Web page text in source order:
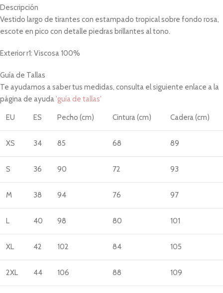
Descripción
Vestido largo de tirantes con estampado tropical sobre fondo rosa,
escote en pico con detalle piedras brillantes al tono.
Exterior r1: Viscosa 100%
Guía de Tallas
Te ayudamos a saber tus medidas, consulta el siguiente enlace a la
página de ayuda 'guía de tallas'
EU ES Pecho (cm) Cintura (cm) Cadera (cm)
XS 34 85 68 89
S 36 90 72 93
M 38 94 76 97
L 40 98 80 101
XL 42 102 84 105
2XL 44 106 88 109